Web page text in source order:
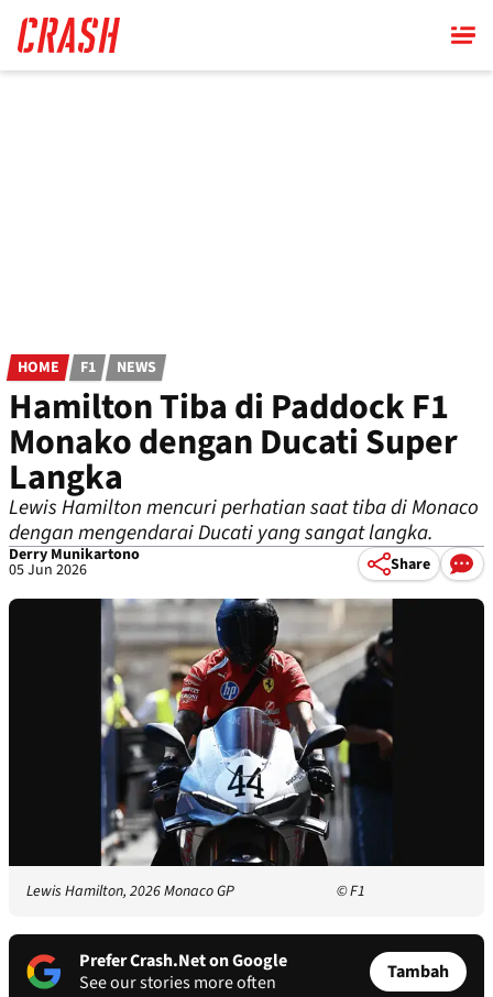
main
content
HOME F1 NEWS
Hamilton Tiba di Paddock F1
Monako dengan Ducati Super
Langka
Lewis Hamilton mencuri perhatian saat tiba di Monaco
dengan mengendarai Ducati yang sangat langka.
Derry Munikartono
05 Jun 2026 Share
Lewis Hamilton, 2026 Monaco GP © F1
Prefer Crash.Net on Google
See our stories more often
Tambah